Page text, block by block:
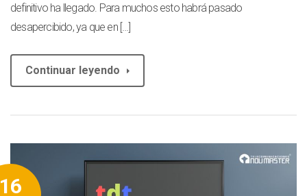
definitivo ha llegado. Para muchos esto habrá pasado
desapercibido, ya que en […]
Continuar leyendo